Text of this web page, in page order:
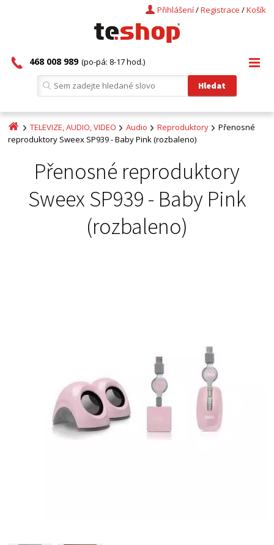
Košík
/
Registrace
/
Přihlášení
468 008 989 (po-pá: 8-17 hod.)
TELEVIZE, AUDIO, VIDEO Audio Reproduktory
Přenosné
reproduktory Sweex SP939 - Baby Pink (rozbaleno)
Přenosné reproduktory
Sweex SP939 - Baby Pink
(rozbaleno)